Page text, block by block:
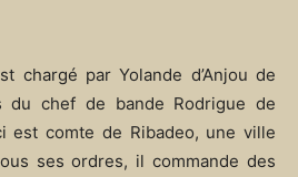
chargé par Yolande d’Anjou de
du chef de bande Rodrigue de
est comte de Ribadeo, une ville
ses ordres, il commande des